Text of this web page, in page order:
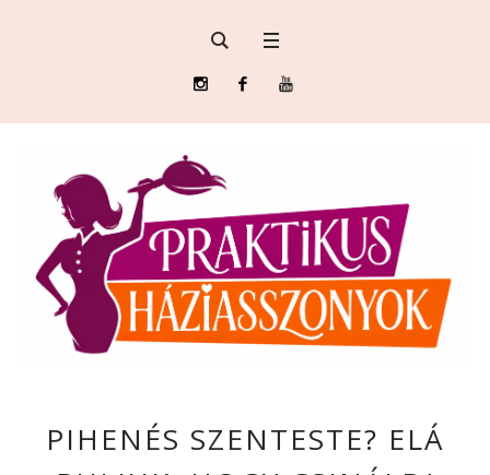
PIHENÉS SZENTESTE? ELÁ